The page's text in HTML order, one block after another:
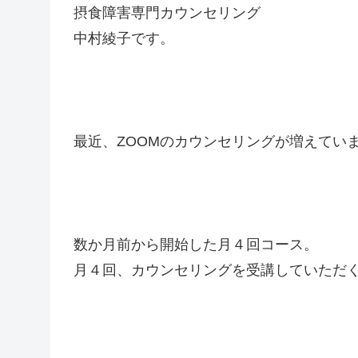
摂食障害専門カウンセリング
中村綾子です。
最近、ZOOMのカウンセリングが増えてい
数か月前から開始した月４回コース。
月４回、カウンセリングを受講していただ